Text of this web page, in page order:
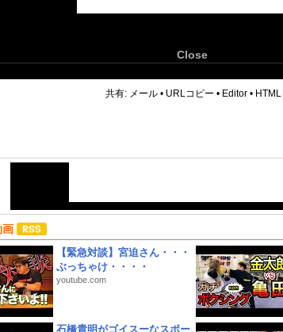
Close
共有: メール • URLコピー • Editor • HTML
画
【緊急対談】宮迫さん・・・
ぶっちゃけ・・・・
youtube.com
石橋貴明がゴイスーなスポー